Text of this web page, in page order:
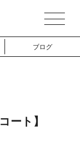
ブログ
ート】